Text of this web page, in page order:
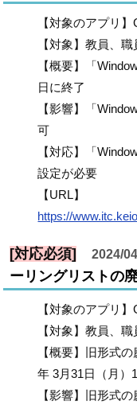
【対象のアプリ
【対象】教員、
【概要】「
日に終了
【影響】「
可
【対応】「
設定が必要
【URL】
https://
[対応必須] 2024/
ーリングリストの
【対象のアプリ
【対象】教員、
【概要】旧形式
年 3月31日（月）
【影響】旧形式